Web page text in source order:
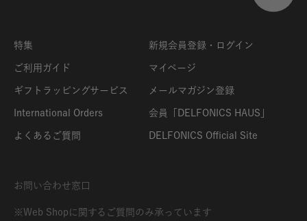
特集
ご利用ガイド
ギフトラッピングサービス
International Orders
よくあるご質問
新規会員登録・ログイン
マイページ
メールマガジン登録
会員「DELFONICS HAUS」
DELFONICS Official Site
お問い合わせ窓口
※Web Shopに関するご質問のみ承っています